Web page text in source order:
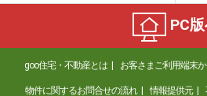
PC
goo住宅・不動産とは お客さまご利用端末
物件に関するお問合せの流れ 情報提供元